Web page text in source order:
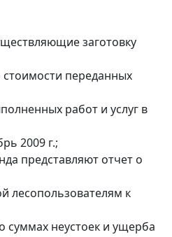
заготовку
стоимости переданных
работ и услуг в
2009 г.;
представляют отчет о
лесопользователям к
суммах неустоек и ущерба